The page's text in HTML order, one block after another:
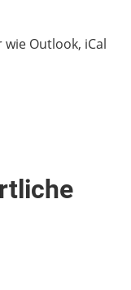
wie Outlook, iCal